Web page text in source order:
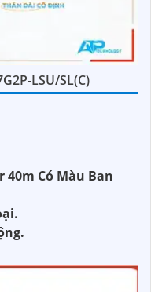
LSU/SL(C)
40m Có Màu Ban